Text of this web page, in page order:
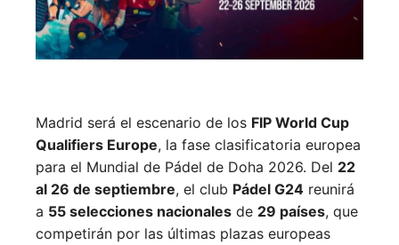
Madrid será el escenario de los FIP World Cup
Qualifiers Europe, la fase clasificatoria europea
para el Mundial de Pádel de Doha 2026. Del 22
al 26 de septiembre, el club Pádel G24 reunirá
a 55 selecciones nacionales de 29 países, que
competirán por las últimas plazas europeas